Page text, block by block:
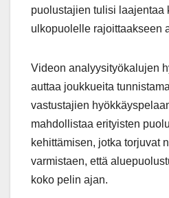
puolustajien tulisi laajentaa
ulkopuolelle rajoittaakseen
Videon analyysityökalujen
auttaa joukkueita
vastustajien
mahdollistaa erityisten
kehittämisen, jotka torjuvat
varmistaen, että
koko pelin ajan.